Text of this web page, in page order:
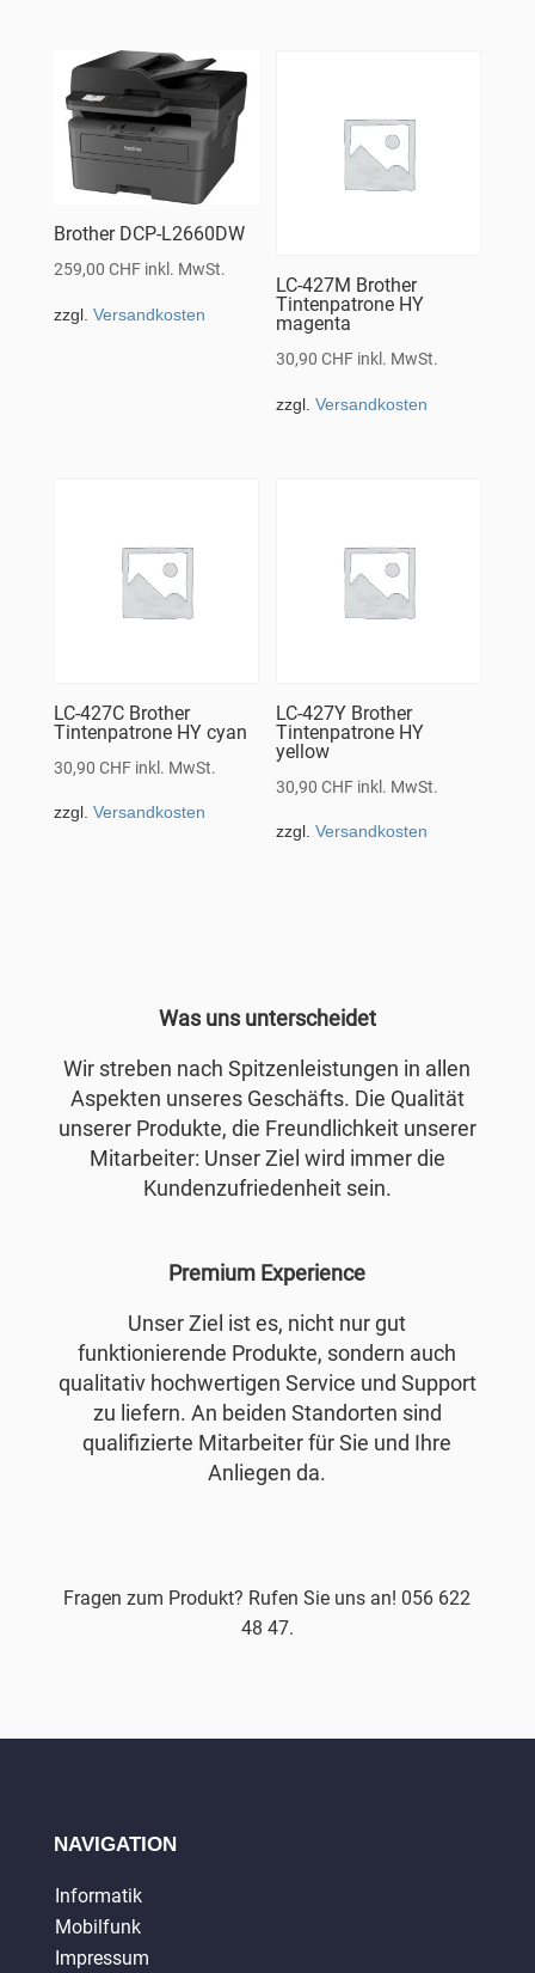
Brother DCP-L2660DW
259,00 CHF inkl. MwSt.
zzgl. Versandkosten
LC-427M Brother
Tintenpatrone HY
magenta
30,90CHF inkl. MwSt.
zzgl.Versandkosten
LC-427C Brother
Tintenpatrone HY cyan
30,90 CHF inkl. MwSt.
zzgl. Versandkosten
LC-427Y Brother
Tintenpatrone HY
yellow
30,90CHF inkl. MwSt.
zzgl.Versandkosten
Was uns unterscheidet
Wir streben nach Spitzenleistungen in allen
Aspekten unseres Geschäfts. Die Qualität
unserer Produkte, die Freundlichkeit unserer
Mitarbeiter: Unser Ziel wird immer die
Kundenzufriedenheit sein.
Premium Experience
Unser Ziel ist es, nicht nur gut
funktionierende Produkte, sondern auch
qualitativ hochwertigen Service und Support
zu liefern. An beiden Standorten sind
qualifizierte Mitarbeiter für Sie und Ihre
Anliegen da.
Fragen zum Produkt? Rufen Sie uns an! 056 622
48 47.
NAVIGATION
Informatik
Mobilfunk
Impressum